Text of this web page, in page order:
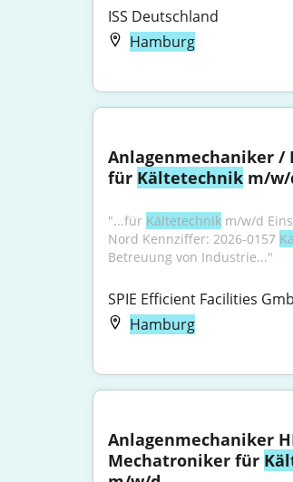
ISS Deutschland
Hamburg
Anlagenmechaniker /
für Kältetechnik m/w/
"...für Kältetechnik m/w/d
Nord Kennziffer: 2026-0157
Betreuung von Industrie..."
SPIE Efficient Facilities
Hamburg
Anlagenmechaniker
Mechatroniker für